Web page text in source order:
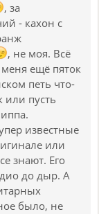
, за
- кахон с
, не моя. Всё
ещё пяток
петь что-
или пусть
известные
или
знают. Его
до дыр. А
было, не